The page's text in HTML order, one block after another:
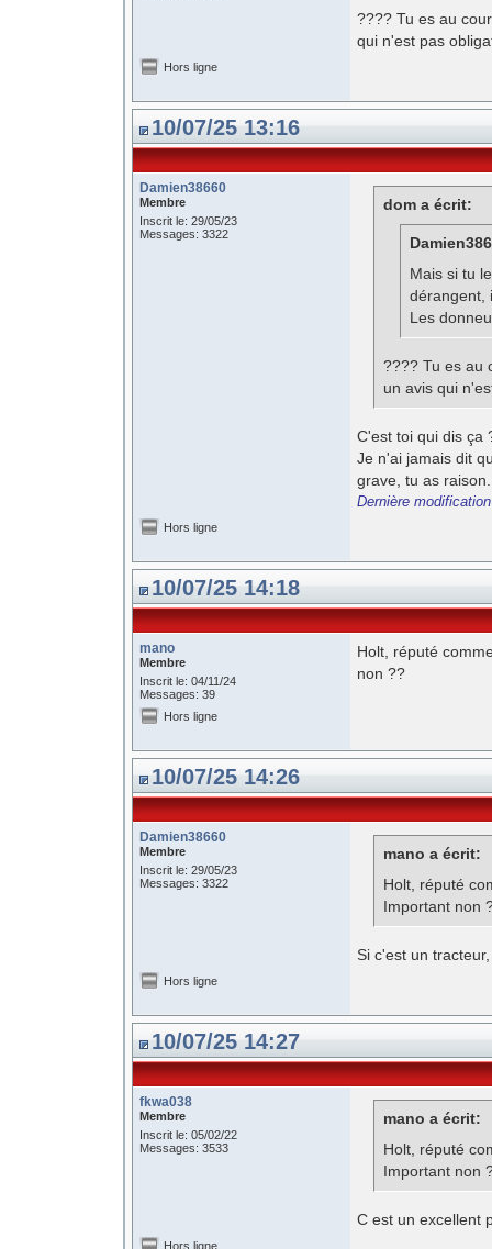
???? Tu es au
qui n'est pas
Hors ligne
10/07/25 13:16
Damien38660
Membre
Inscrit le: 29/05/23
Messages: 3322
dom a écrit:
Mais si tu
dérangent,
Les
???? Tu es au
un avis qui
C'est toi qui dis ça
Je n'ai jamais dit
grave, tu as raison.
Dernière
Hors ligne
10/07/25 14:18
mano
Membre
Inscrit le: 04/11/24
Messages: 39
Holt, réputé
non ??
Hors ligne
10/07/25 14:26
Damien38660
Membre
Inscrit le: 29/05/23
Messages: 3322
mano a écrit:
Holt, réputé
Important non
Si c'est un
Hors ligne
10/07/25 14:27
fkwa038
Membre
Inscrit le: 05/02/22
Messages: 3533
mano a écrit:
Holt, réputé
Important non
C est un excellent
Hors ligne